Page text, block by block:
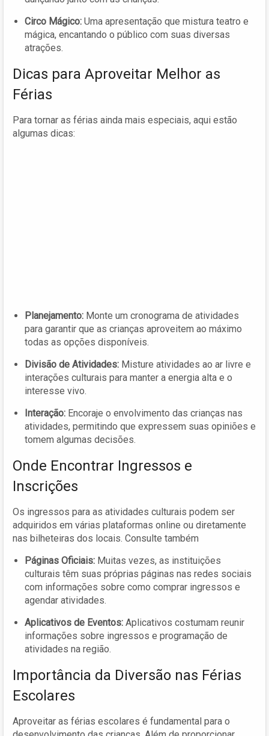
Circo Mágico: Uma apresentação que mistura teatro e
mágica, encantando o público com suas diversas
atrações.
Dicas para Aproveitar Melhor as
Férias
Para tornar as férias ainda mais especiais, aqui estão
algumas dicas:
Planejamento: Monte um cronograma de atividades
para garantir que as crianças aproveitem ao máximo
todas as opções disponíveis.
Divisão de Atividades: Misture atividades ao ar livre e
interações culturais para manter a energia alta e o
interesse vivo.
Interação: Encoraje o envolvimento das crianças nas
atividades, permitindo que expressem suas opiniões e
tomem algumas decisões.
Onde Encontrar Ingressos e
Inscrições
Os ingressos para as atividades culturais podem ser
adquiridos em várias plataformas online ou diretamente
nas bilheteiras dos locais. Consulte também
Páginas Oficiais: Muitas vezes, as instituições
culturais têm suas próprias páginas nas redes sociais
com informações sobre como comprar ingressos e
agendar atividades.
Aplicativos de Eventos: Aplicativos costumam reunir
informações sobre ingressos e programação de
atividades na região.
Importância da Diversão nas Férias
Escolares
Aproveitar as férias escolares é fundamental para o